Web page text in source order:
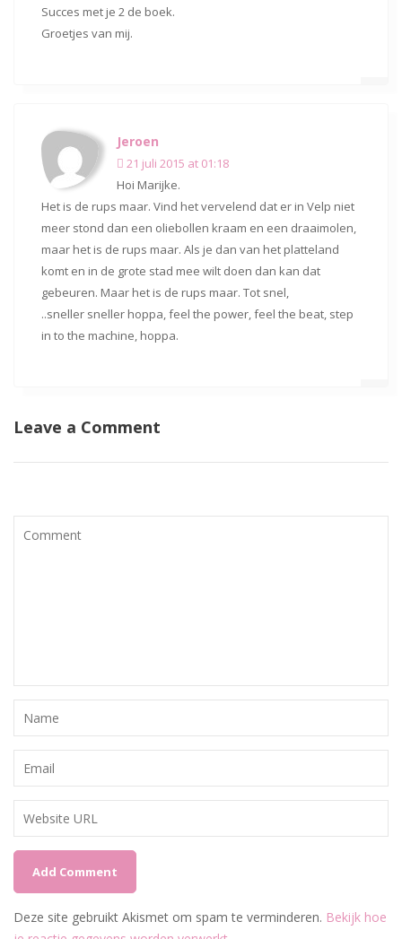
Succes met je 2 de boek.
Groetjes van mij.
Jeroen
21 juli 2015 at 01:18
Hoi Marijke.
Het is de rups maar. Vind het vervelend dat er in Velp niet
meer stond dan een oliebollen kraam en een draaimolen,
maar het is de rups maar. Als je dan van het platteland
komt en in de grote stad mee wilt doen dan kan dat
gebeuren. Maar het is de rups maar. Tot snel,
..sneller sneller hoppa, feel the power, feel the beat, step
in to the machine, hoppa.
Leave a Comment
Deze site gebruikt Akismet om spam te verminderen. Bekijk hoe